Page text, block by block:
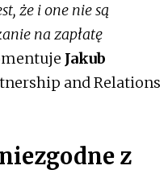
że i one nie są
na zapłatę
Jakub
and Relations
z